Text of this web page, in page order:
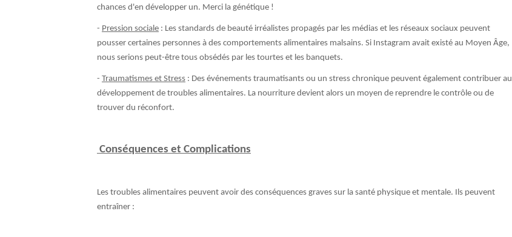
chances d'en développer un. Merci la génétique !
- Pression sociale : Les standards de beauté irréalistes propagés par les médias et les réseaux sociaux peuvent
pousser certaines personnes à des comportements alimentaires malsains. Si Instagram avait existé au Moyen Âge,
nous serions peut-être tous obsédés par les tourtes et les banquets.
- Traumatismes et Stress : Des événements traumatisants ou un stress chronique peuvent également contribuer au
développement de troubles alimentaires. La nourriture devient alors un moyen de reprendre le contrôle ou de
trouver du réconfort.
Conséquences et Complications
Les troubles alimentaires peuvent avoir des conséquences graves sur la santé physique et mentale. Ils peuvent
entraîner :